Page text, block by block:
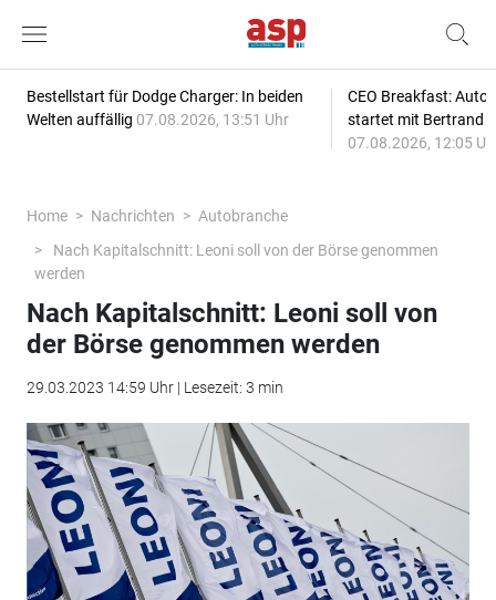
Bestellstart für Dodge Charger: In beiden
Welten auffällig 07.08.2026, 13:51 Uhr
CEO Breakfast:
startet mit Bertrand
07.08.2026, 12:05
Home Nachrichten
Autobranche
Nach Kapitalschnitt: Leoni soll von der Börse genommen
werden
Nach Kapitalschnitt: Leoni soll von
der Börse genommen werden
29.03.2023 14:59 Uhr | Lesezeit: 3 min